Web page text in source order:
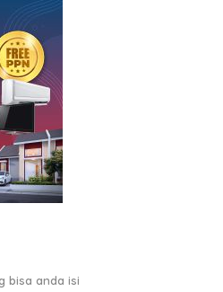
bisa anda isi